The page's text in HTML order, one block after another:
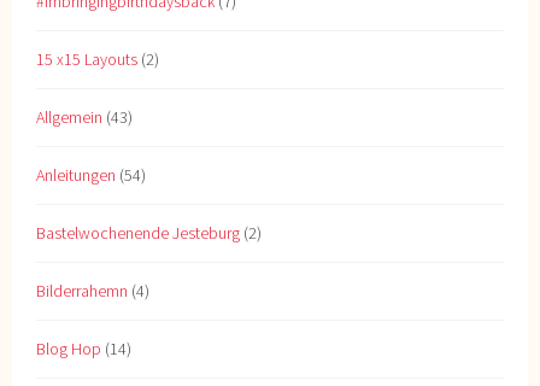
15 x15 Layouts (2)
Allgemein (43)
Anleitungen (54)
Bastelwochenende Jesteburg (2)
Bilderrahemn (4)
Blog Hop (14)